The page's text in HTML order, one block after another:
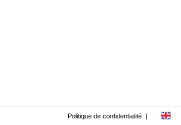
Politique de confidentialité |